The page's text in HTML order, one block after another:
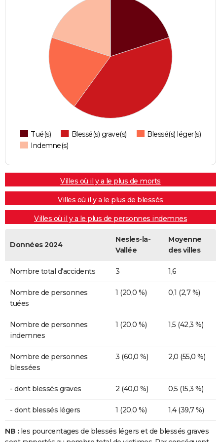
Tué(s) Blessé(s) grave(s)
Blessé(s) léger(s)
Indemne(s)
Villes où il y a le plus de morts
Villes où il y a le plus de blessés
Villes où il y a le plus de personnes indemnes
Données 2024
Nesles-la-
Vallée
Moyenne
des villes
Nombre total d'accidents 3 1,6
Nombre de personnes
tuées
1 (20,0 %) 0,1 (2,7 %)
Nombre de personnes
indemnes
1 (20,0 %) 1,5 (42,3 %)
Nombre de personnes
blessées
3 (60,0 %) 2,0 (55,0 %)
- dont blessés graves 2 (40,0 %) 0,5 (15,3 %)
- dont blessés légers 1 (20,0 %) 1,4 (39,7 %)
NB : les pourcentages de blessés légers et de blessés graves